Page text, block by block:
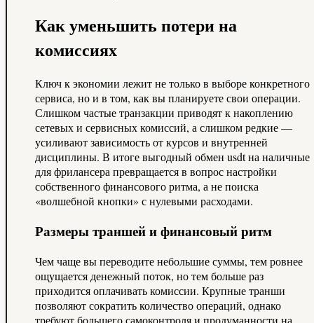
Как уменьшить потери на
комиссиях
Ключ к экономии лежит не только в выборе конкретного
сервиса, но и в том, как вы планируете свои операции.
Слишком частые транзакции приводят к накоплению
сетевых и сервисных комиссий, а слишком редкие —
усиливают зависимость от курсов и внутренней
дисциплины. В итоге выгодный обмен usdt на наличные
для фрилансера превращается в вопрос настройки
собственного финансового ритма, а не поиска
«волшебной кнопки» с нулевыми расходами.
Размеры траншей и финансовый ритм
Чем чаще вы переводите небольшие суммы, тем ровнее
ощущается денежный поток, но тем больше раз
приходится оплачивать комиссии. Крупные транши
позволяют сократить количество операций, однако
требуют большего самоконтроля и продуманности на